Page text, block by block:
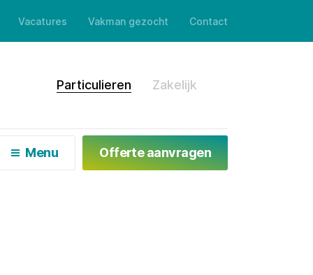
Vacatures Vakman gezocht Contact
Particulieren Zakelijk
Menu Offerte aanvragen